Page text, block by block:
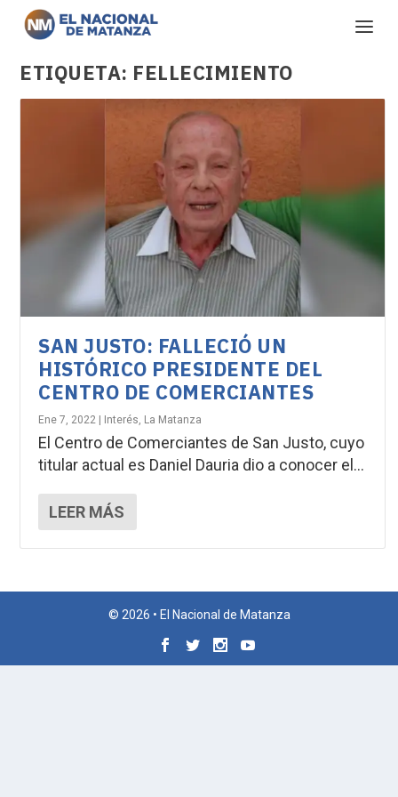
ETIQUETA: FELLECIMIENTO
SAN JUSTO: FALLECIÓ UN
HISTÓRICO PRESIDENTE DEL
CENTRO DE COMERCIANTES
Ene 7, 2022 Interés, La Matanza
El Centro de Comerciantes de San Justo, cuyo
titular actual es Daniel Dauria dio a conocer el...
LEER MÁS
© 2026 • El Nacional de Matanza